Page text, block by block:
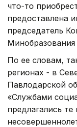
что-то
предоставлена
председатель
По ее словам,
регионах - в
Павлодарской
«Службами
предлагались